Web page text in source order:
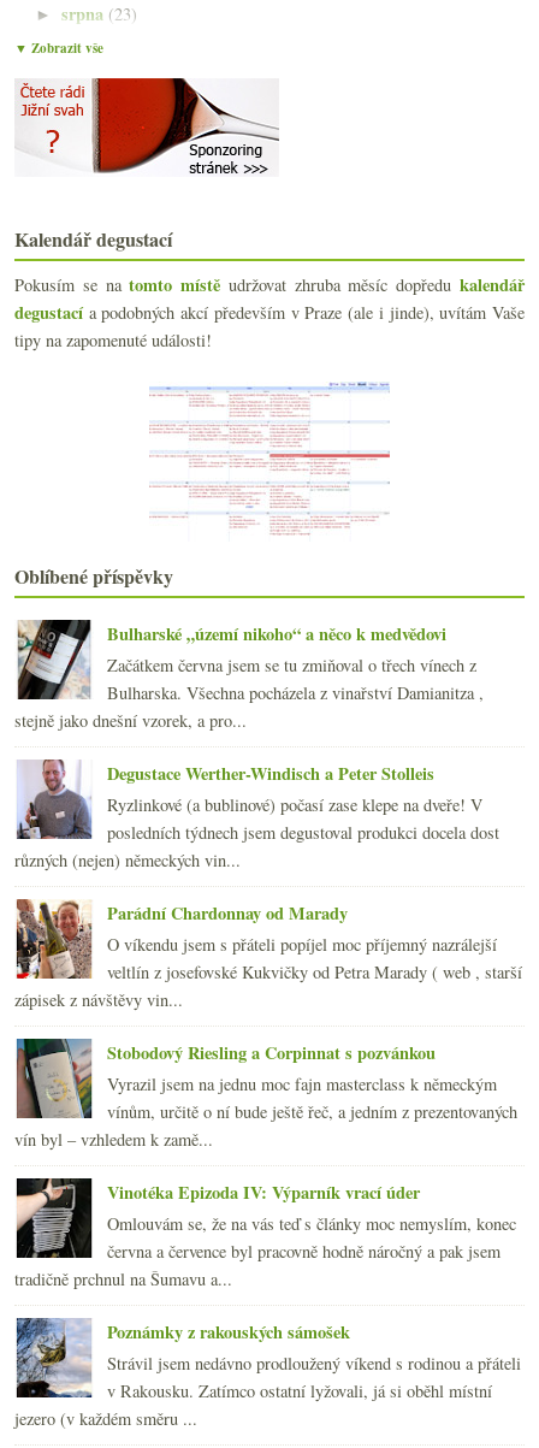
►srpna (23)
►července
►května
► dubna (20)
▼ března (23)
Dění okolo Bordeaux 2010, mladý Blason d’Issan a s...
Dvě levná čerstvá bílá z Gaskoňska
Výsledky fotosoutěže „Sklenka vína v hlavní roli“
Šumivé Vinařství roku 2010
Hans Czerny nejen ročníku 2010
Merlot, Cabernet, Pinot – 3x červená Morava
Vinný SCUK s teorií i praxí
Mumm co není pravé šampaňské
Armáda proti vinařům, ženy pijí před sexem, Češi v...
Nejlepší herynek na tržnici a holandské víno
Starší Dobrá vinice – 2003 až 2005 s pár odskoky
Pár fotografií z… ?
Třikrát Francie do deseti euro
Certifikovaná voda k vínu?!?
Disney víno a ryzlink z Lídlu
Výsledky ankety „Kupujete na doma sudovky / stáčen...
Dokonalé Pineau a výborné koňaky Beaulon
Šampaňské hasičák, Češi neznají vinné skleničky, d...
Národní park a malá i velká bílá z Dobré vinice
„To“ víno aneb legendární znovínský pinot
►února(20)
►ledna (21)
► 2010 (249)
2009 (249)
►2008(270)
►2007(108)
▼ Zobrazit vše
Kalendář degustací
Pokusím se natomto místě udržovat zhruba měsíc dopředukalendář
degustacía podobných akcí především v Praze (ale i jinde), uvítám Vaše
tipy na zapomenuté události!
Oblíbené příspěvky
Bulharské „území nikoho“ a něco k medvědovi
Začátkem června jsem se tu zmiňoval o třech vínech z
Bulharska. Všechna pocházela z vinařství Damianitza ,
stejně jako dnešní vzorek, a pro...
Degustace Werther-Windisch a Peter Stolleis
Ryzlinkové (a bublinové) počasí zase klepe na dveře! V
posledních týdnech jsem degustoval produkci docela dost
různých (nejen) německých vin...
Parádní Chardonnay od Marady
O víkendu jsem s přáteli popíjel moc příjemný nazrálejší
veltlín z josefovské Kukvičky od Petra Marady ( web , starší
zápisek z návštěvy vin...
Stobodový Riesling a Corpinnat s pozvánkou
Vyrazil jsem na jednu moc fajn masterclass k německým
vínům, určitě o ní bude ještě řeč, a jedním z prezentovaných
vín byl – vzhledem k zamě...
Vinotéka Epizoda IV: Výparník vrací úder
Omlouvám se, že na vás teď s články moc nemyslím, konec
června a července byl pracovně hodně náročný a pak jsem
tradičně prchnul na Šumavu a...
Poznámky z rakouských sámošek
Strávil jsem nedávno prodloužený víkend s rodinou a přáteli
v Rakousku. Zatímco ostatní lyžovali, já si oběhl místní
jezero (v každém směru ...